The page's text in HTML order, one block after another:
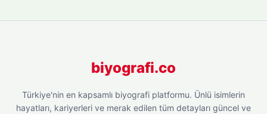
biyografi.co
Türkiye'nin en kapsamlı biyografi platformu. Ünlü isimlerin
hayatları, kariyerleri ve merak edilen tüm detayları güncel ve